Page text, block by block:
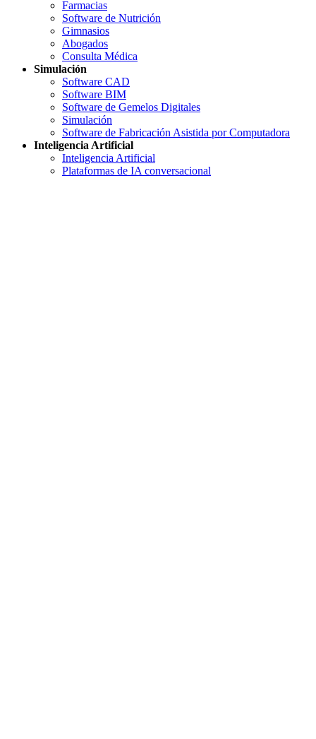
Farmacias
Software de Nutrición
Gimnasios
Abogados
Consulta Médica
Simulación
Software CAD
Software BIM
Software de Gemelos Digitales
Simulación
Software de Fabricación Asistida por Computadora
Inteligencia Artificial
Inteligencia Artificial
Plataformas de IA conversacional